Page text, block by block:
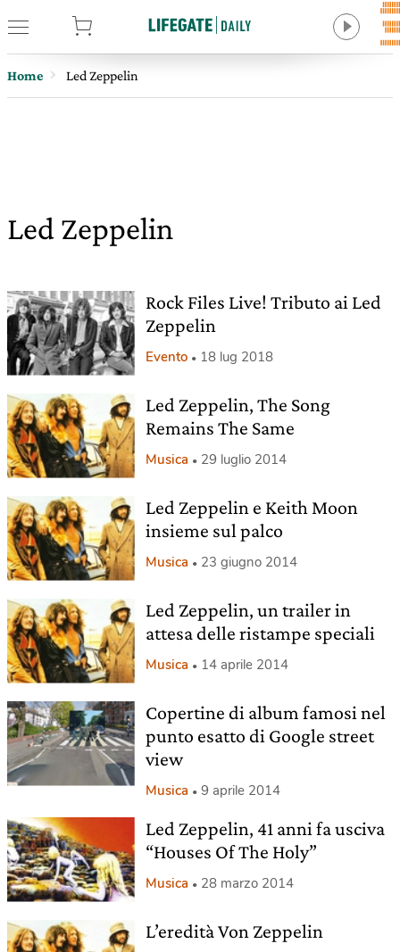
Home Led Zeppelin
Led Zeppelin
Rock Files Live! Tributo ai Led
Zeppelin
Evento 18 lug 2018
Led Zeppelin, The Song
Remains The Same
Musica 29 luglio 2014
Led Zeppelin e Keith Moon
insieme sul palco
Musica 23 giugno 2014
Led Zeppelin, un trailer in
attesa delle ristampe speciali
Musica 14 aprile 2014
Copertine di album famosi nel
punto esatto di Google street
view
Musica 9 aprile 2014
Led Zeppelin, 41 anni fa usciva
“Houses Of The Holy”
Musica 28 marzo 2014
L’eredità Von Zeppelin